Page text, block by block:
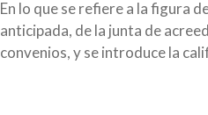
En lo que se refiere a la figura
anticipada, de la junta de
convenios, y se introduce la